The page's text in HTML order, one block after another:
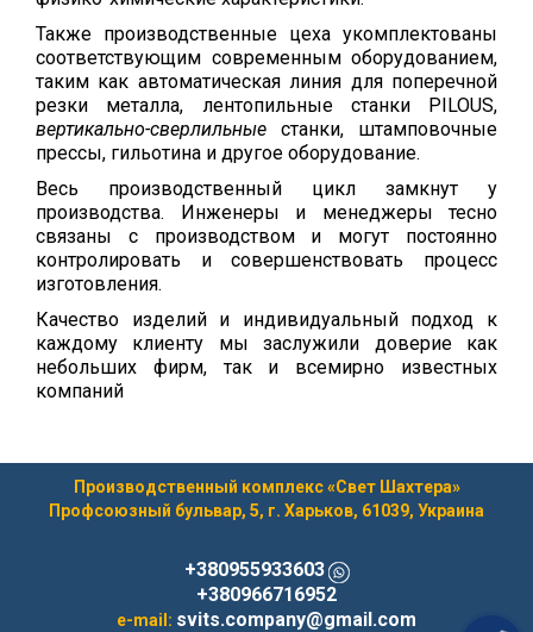
Также производственные цеха укомплектованы
соответствующим современным оборудованием,
таким как автоматическая линия для поперечной
резки металла, лентопильные станки PILOUS,
вертикально-сверлильные станки, штамповочные
прессы, гильотина и другое оборудование.
Весь производственный цикл замкнут у
производства. Инженеры и менеджеры тесно
связаны с производством и могут постоянно
контролировать и совершенствовать процесс
изготовления.
Качество изделий и индивидуальный подход к
каждому клиенту мы заслужили доверие как
небольших фирм, так и всемирно известных
компаний
Производственный комплекс «Свет Шахтера»
Профсоюзный бульвар, 5, г. Харьков, 61039, Украина
+380955933603
+380966716952
e-mail: svits.company@gmail.com